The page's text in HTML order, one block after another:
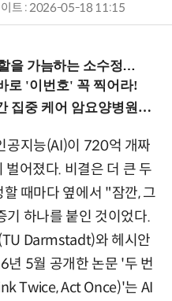
이트 : 2026-05-18 11:15
예 실습 워크숍 (8/28 신논현역)
공지능(AI)이 720억 개짜
어졌다. 비결은 더 큰 두
때마다 옆에서 "잠깐, 그
하나를 붙인 것이었다.
Darmstadt)와 헤시안
5월 공개한 논문 '두 번
Twice, Act Once)'는 AI